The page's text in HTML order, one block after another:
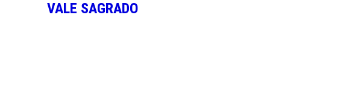
VALE SAGRADO